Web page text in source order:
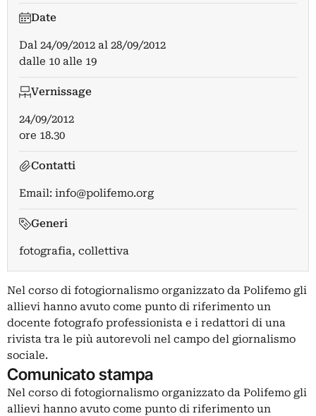
Date
Dal 24/09/2012 al 28/09/2012
dalle 10 alle 19
Vernissage
24/09/2012
ore 18.30
Contatti
Email: info@polifemo.org
Generi
fotografia, collettiva
Nel corso di fotogiornalismo organizzato da Polifemo gli
allievi hanno avuto come punto di riferimento un
docente fotografo professionista e i redattori di una
rivista tra le più autorevoli nel campo del giornalismo
sociale.
Comunicato stampa
Nel corso di fotogiornalismo organizzato da Polifemo gli
allievi hanno avuto come punto di riferimento un